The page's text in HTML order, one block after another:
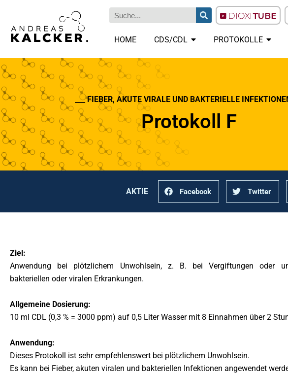
HOME CDS/CDL PROTOKOLLE
___ FIEBER, AKUTE VIRALE UND BAKTERIELLE INFEKTIONEN
Protokoll F
AKTIE Facebook Twitter
Ziel:
Anwendung bei plötzlichem Unwohlsein, z. B. bei Vergiftungen oder
bakteriellen oder viralen Erkrankungen.
Allgemeine Dosierung:
10 ml CDL (0,3 % = 3000 ppm) auf 0,5 Liter Wasser mit 8 Einnahmen über 2
Anwendung:
Dieses Protokoll ist sehr empfehlenswert bei plötzlichem Unwohlsein.
Es kann bei Fieber, akuten viralen und bakteriellen Infektionen angewendet